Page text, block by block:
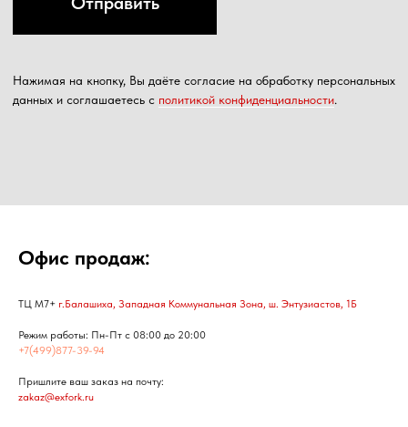
Офис продаж:
ТЦ М7+ г.Балашиха, Западная Коммунальная Зона, ш. Энтузиастов, 1Б
Режим работы: Пн-Пт с 08:00 до 20:00
+7(499)877-39-94
Пришлите ваш заказ на почту:
zakaz@exfork.ru